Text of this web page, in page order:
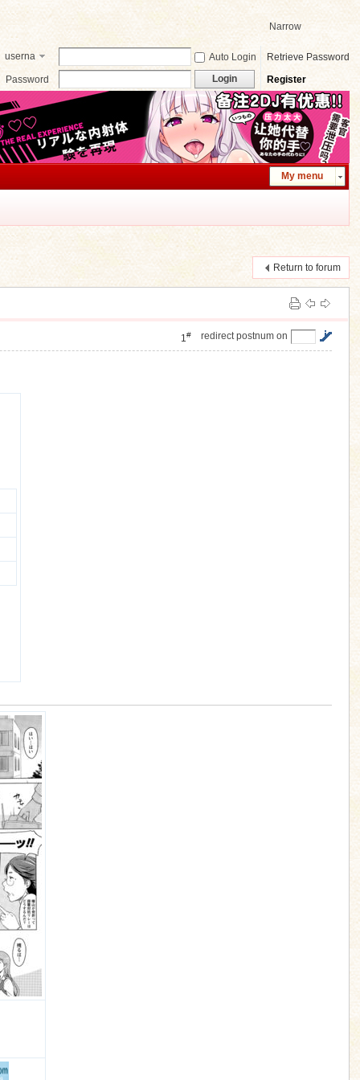
Narrow
userna
Auto Login
Retrieve Password
Password
Login Register
My menu
Return to forum
redirect postnum on
1#